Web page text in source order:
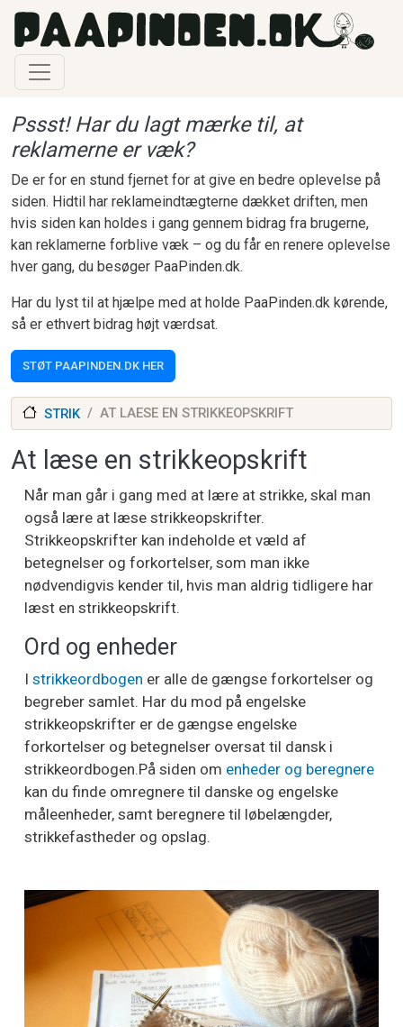
Gå til hovedindhold
Pssst! Har du lagt mærke til, at
reklamerne er væk?
De er for en stund fjernet for at give en bedre oplevelse på
siden. Hidtil har reklameindtægterne dækket driften, men
hvis siden kan holdes i gang gennem bidrag fra brugerne,
kan reklamerne forblive væk – og du får en renere oplevelse
hver gang, du besøger PaaPinden.dk.
Har du lyst til at hjælpe med at holde PaaPinden.dk kørende,
så er ethvert bidrag højt værdsat.
STØT PAAPINDEN.DK HER
STRIK AT LAESE EN STRIKKEOPSKRIFT
At læse en strikkeopskrift
Når man går i gang med at lære at strikke, skal man
også lære at læse strikkeopskrifter.
Strikkeopskrifter kan indeholde et væld af
betegnelser og forkortelser, som man ikke
nødvendigvis kender til, hvis man aldrig tidligere har
læst en strikkeopskrift.
Ord og enheder
I strikkeordbogen er alle de gængse forkortelser og
begreber samlet. Har du mod på engelske
strikkeopskrifter er de gængse engelske
forkortelser og betegnelser oversat til dansk i
strikkeordbogen.På siden om enheder og beregnere
kan du finde omregnere til danske og engelske
måleenheder, samt beregnere til løbelængder,
strikkefastheder og opslag.